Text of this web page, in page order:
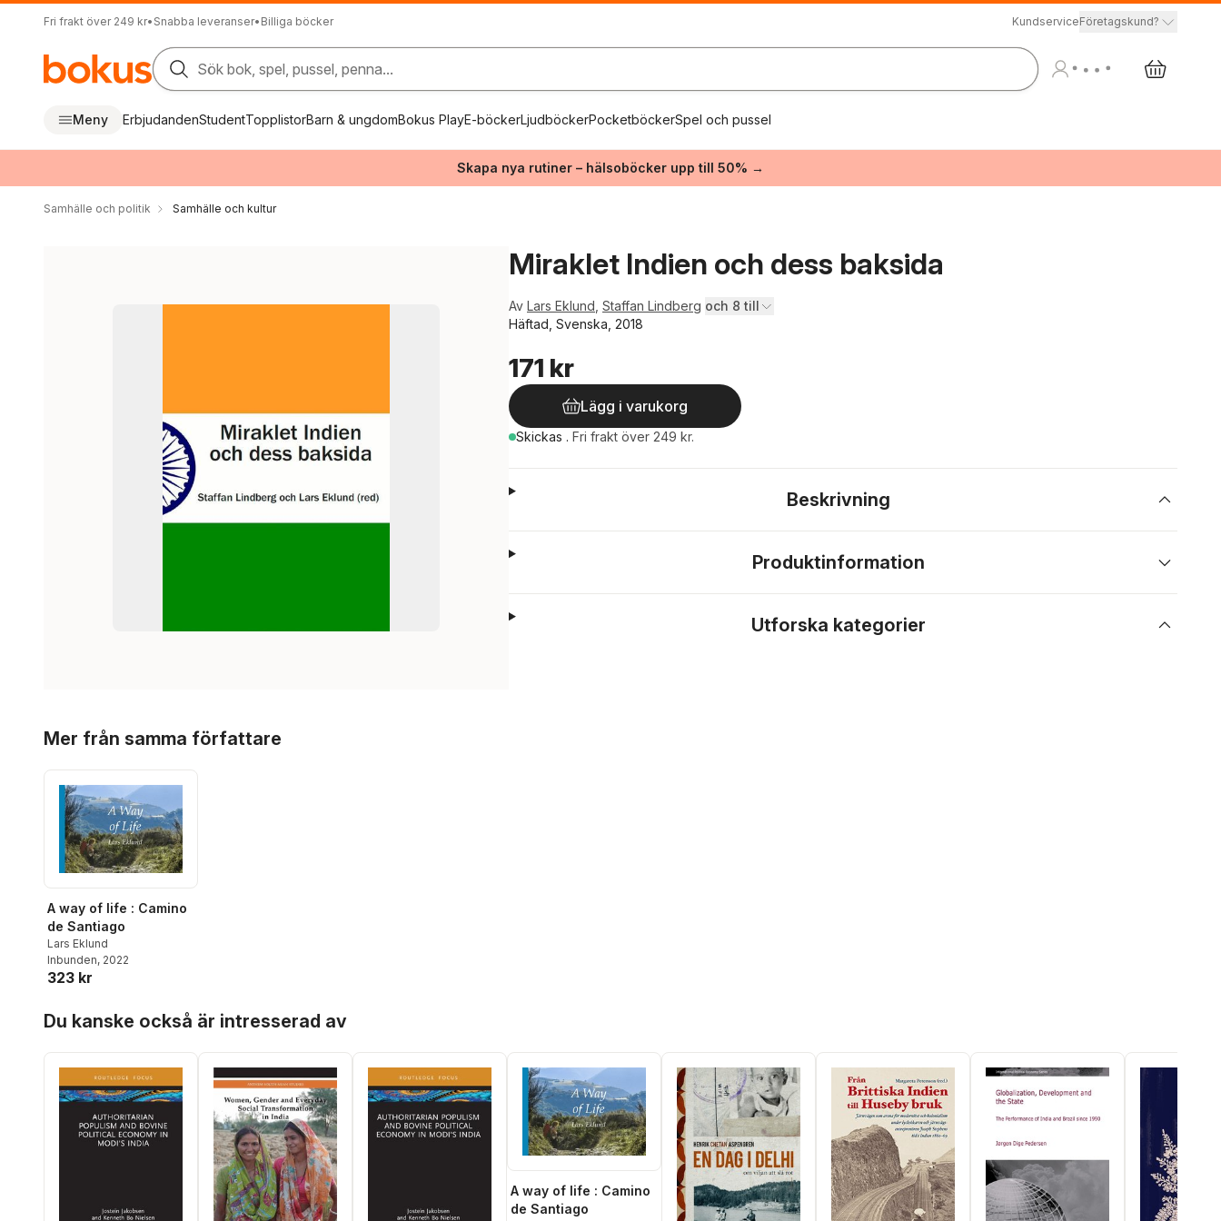
Fri frakt över 249 kr• Snabba leveranser• Billiga böcker KundserviceFöretagskund?
Sök bok, spel, pussel, penna...
Meny ErbjudandenStudentTopplistorBarn & ungdomBokus PlayE-böckerLjudböckerPocketböckerSpel och pussel
Skapa nya rutiner – hälsoböcker upp till 50% →
Samhälle och politik Samhälle och kultur
Miraklet Indien och dess baksida
Av Lars Eklund Staffan Lindberg och 8 till
Häftad, Svenska, 2018
171 kr
Lägg i varukorg
Skickas . Fri frakt över 249 kr.
Beskrivning
Produktinformation
Utforska kategorier
Mer från samma författare
A way of life : Camino
de Santiago
Lars Eklund
Inbunden, 2022
323 kr
Du kanske också är intresserad av
A way of life : Camino
de Santiago